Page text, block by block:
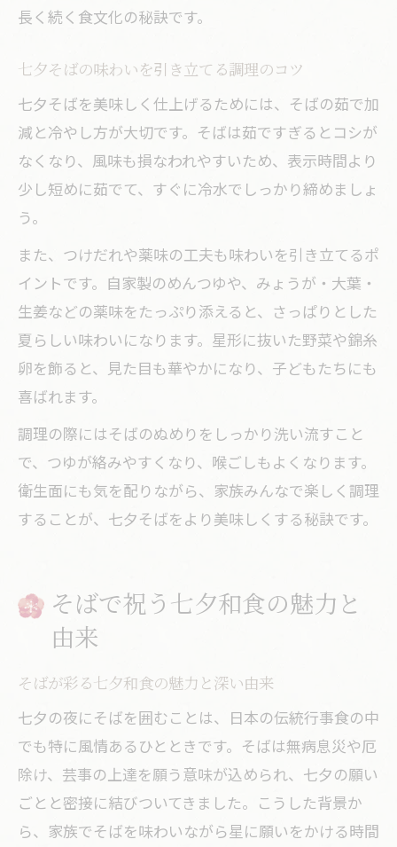
長く続く食文化の秘訣です。
七夕そばの味わいを引き立てる調理のコツ
七夕そばを美味しく仕上げるためには、そばの茹で加
減と冷やし方が大切です。そばは茹ですぎるとコシが
なくなり、風味も損なわれやすいため、表示時間より
少し短めに茹でて、すぐに冷水でしっかり締めましょ
う。
また、つけだれや薬味の工夫も味わいを引き立てるポ
イントです。自家製のめんつゆや、みょうが・大葉・
生姜などの薬味をたっぷり添えると、さっぱりとした
夏らしい味わいになります。星形に抜いた野菜や錦糸
卵を飾ると、見た目も華やかになり、子どもたちにも
喜ばれます。
調理の際にはそばのぬめりをしっかり洗い流すこと
で、つゆが絡みやすくなり、喉ごしもよくなります。
衛生面にも気を配りながら、家族みんなで楽しく調理
することが、七夕そばをより美味しくする秘訣です。
そばで祝う七夕和食の魅力と
由来
そばが彩る七夕和食の魅力と深い由来
七夕の夜にそばを囲むことは、日本の伝統行事食の中
でも特に風情あるひとときです。そばは無病息災や厄
除け、芸事の上達を願う意味が込められ、七夕の願い
ごとと密接に結びついてきました。こうした背景か
ら、家族でそばを味わいながら星に願いをかける時間